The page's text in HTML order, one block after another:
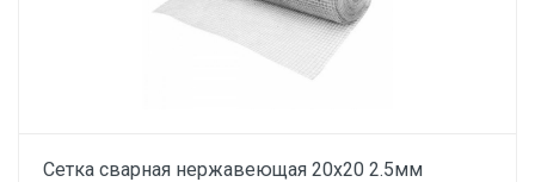
Сетка сварная нержавеющая 20х20 2.5мм